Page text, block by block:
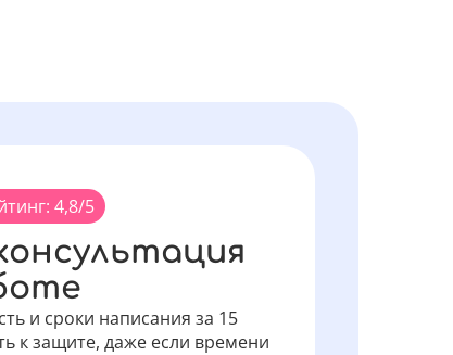
4,8/5
и сроки написания за 15
к защите, даже если времени